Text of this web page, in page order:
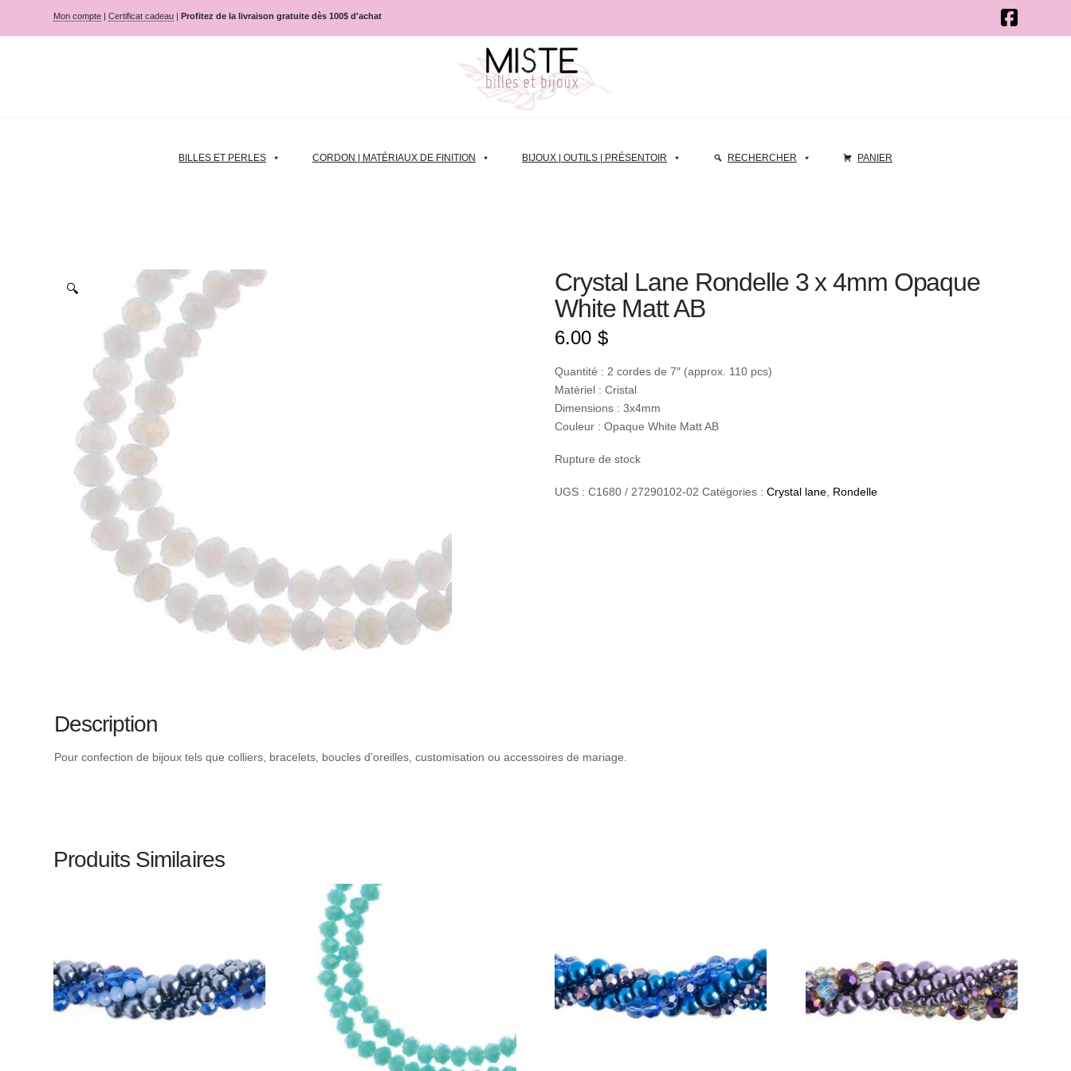
Mon compte |Certificat cadeau |Profitez de la livraison gratuite dès 100$ d'achat
BILLES ET PERLES CORDON | MATÉRIAUX DE FINITION BIJOUX | OUTILS | PRÉSENTOIR RECHERCHER PANIER
🔍
Crystal Lane Rondelle 3 x 4mm Opaque
White Matt AB
6.00 $
Quantité : 2 cordes de 7″ (approx. 110 pcs)
Matériel : Cristal
Dimensions : 3x4mm
Couleur : Opaque White Matt AB
Rupture de stock
UGS :C1680 / 27290102-02 Catégories :Crystal lane, Rondelle
Description
Pour confection de bijoux tels que colliers, bracelets, boucles d’oreilles, customisation ou accessoires de mariage.
Produits Similaires